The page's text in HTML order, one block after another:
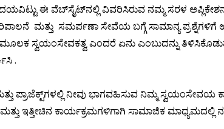
ದಯವಿಟ್ಟು ಈ ವೆಬ್‌ಸೈಟ್‌ನಲ್ಲಿ ವಿವರಿಸಿರುವ ನಮ್ಮ ಸರಳ
ಮತ್ತು ಸಮರ್ಪಣಾ ಸೇವೆಯ ಬಗ್ಗೆ ಸಾಮಾನ್ಯ ಪ್ರಶ್ನೆಗಳಿಗೆ
ಮೂಲಕ ಸ್ವಯಂಸೇವಕತ್ವ ಎಂದರೆ ಏನು ಎಂಬುದನ್ನು
.
ಪ್ರಾಜೆಕ್ಟ್‌ಗಳಲ್ಲಿ ನೀವು ಭಾಗವಹಿಸುವ ನಿಮ್ಮ ಸ್ವಯಂಸೇವಯ
ಇತ್ತೀಚಿನ ಕಾರ್ಯಕ್ರಮಗಳಿಗಾಗಿ ಸಾಮಾಜಿಕ